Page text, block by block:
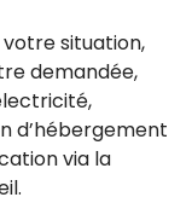
votre situation,
demandée,
d’hébergement
via la